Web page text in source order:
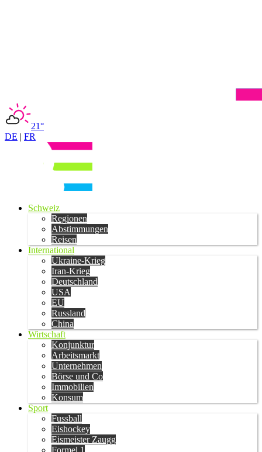
21°
DE | FR
Schweiz
Regionen
Abstimmungen
Reisen
International
Ukraine-Krieg
Iran-Krieg
Deutschland
USA
EU
Russland
China
Wirtschaft
Konjunktur
Arbeitsmarkt
Unternehmen
Börse und Co
Immobilien
Konsum
Sport
Fussball
Eishockey
Eismeister Zaugg
Formel 1